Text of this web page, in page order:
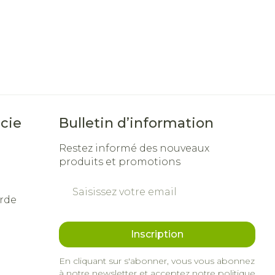
Bulletin d’information
Restez informé des nouveaux
produits et promotions
Inscription
En cliquant sur s'abonner, vous vous abonnez